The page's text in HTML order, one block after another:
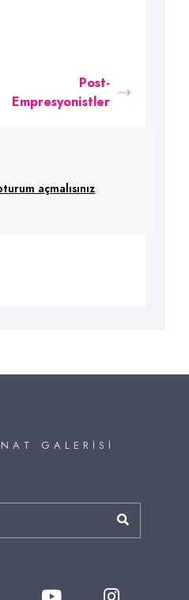
Post-
Empresyonistler
açmalısınız.
A T G A L E R İ S İ